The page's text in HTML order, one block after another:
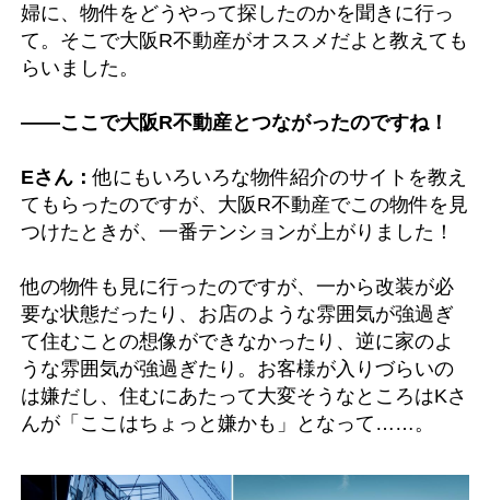
婦に、物件をどうやって探したのかを聞きに行っ
て。そこで大阪R不動産がオススメだよと教えても
らいました。
――ここで大阪R不動産とつながったのですね！
Eさん：他にもいろいろな物件紹介のサイトを教え
てもらったのですが、大阪R不動産でこの物件を見
つけたときが、一番テンションが上がりました！
他の物件も見に行ったのですが、一から改装が必
要な状態だったり、お店のような雰囲気が強過ぎ
て住むことの想像ができなかったり、逆に家のよ
うな雰囲気が強過ぎたり。お客様が入りづらいの
は嫌だし、住むにあたって大変そうなところはKさ
んが「ここはちょっと嫌かも」となって……。